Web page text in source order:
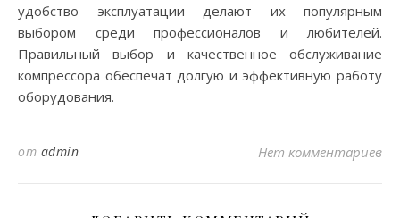
удобство эксплуатации делают их популярным
выбором среди профессионалов и любителей.
Правильный выбор и качественное обслуживание
компрессора обеспечат долгую и эффективную работу
оборудования.
от admin Нет комментариев